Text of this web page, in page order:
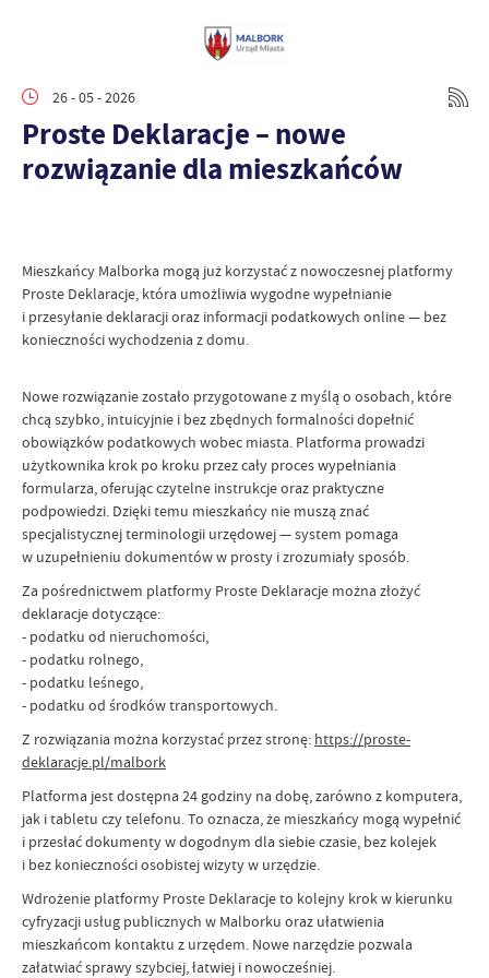
26 - 05 - 2026
Proste Deklaracje – nowe
rozwiązanie dla mieszkańców
Mieszkańcy Malborka mogą już korzystać z nowoczesnej platformy
Proste Deklaracje, która umożliwia wygodne wypełnianie
i przesyłanie deklaracji oraz informacji podatkowych online — bez
konieczności wychodzenia z domu.
Nowe rozwiązanie zostało przygotowane z myślą o osobach, które
chcą szybko, intuicyjnie i bez zbędnych formalności dopełnić
obowiązków podatkowych wobec miasta. Platforma prowadzi
użytkownika krok po kroku przez cały proces wypełniania
formularza, oferując czytelne instrukcje oraz praktyczne
podpowiedzi. Dzięki temu mieszkańcy nie muszą znać
specjalistycznej terminologii urzędowej — system pomaga
w uzupełnieniu dokumentów w prosty i zrozumiały sposób.
Za pośrednictwem platformy Proste Deklaracje można złożyć
deklaracje dotyczące:
- podatku od nieruchomości,
- podatku rolnego,
- podatku leśnego,
- podatku od środków transportowych.
Z rozwiązania można korzystać przez stronę: https://proste-
deklaracje.pl/malbork
Platforma jest dostępna 24 godziny na dobę, zarówno z komputera,
jak i tabletu czy telefonu. To oznacza, że mieszkańcy mogą wypełnić
i przesłać dokumenty w dogodnym dla siebie czasie, bez kolejek
i bez konieczności osobistej wizyty w urzędzie.
Wdrożenie platformy Proste Deklaracje to kolejny krok w kierunku
cyfryzacji usług publicznych w Malborku oraz ułatwienia
mieszkańcom kontaktu z urzędem. Nowe narzędzie pozwala
załatwiać sprawy szybciej, łatwiej i nowocześniej.